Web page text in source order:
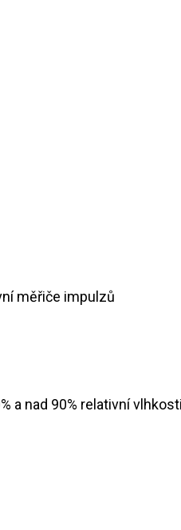
měřiče impulzů
a nad 90% relativní